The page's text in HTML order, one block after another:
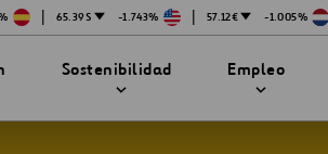
| 65.39$ -1.743% | 57.12€ -1.005%
Sostenibilidad Empleo